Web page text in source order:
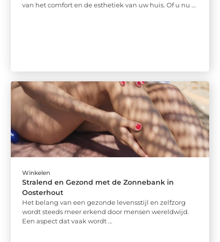
van het comfort en de esthetiek van uw huis. Of u nu ...
Winkelen
Stralend en Gezond met de Zonnebank in
Oosterhout
Het belang van een gezonde levensstijl en zelfzorg
wordt steeds meer erkend door mensen wereldwijd.
Een aspect dat vaak wordt ...